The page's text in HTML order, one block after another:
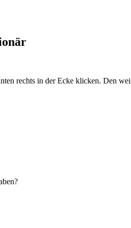
rechts in der Ecke klicken. Den